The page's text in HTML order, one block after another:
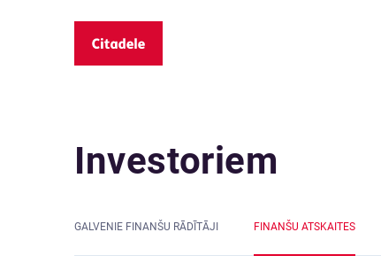
Investoriem
GALVENIE FINANŠU RĀDĪTĀJI FINANŠU ATSKAITES